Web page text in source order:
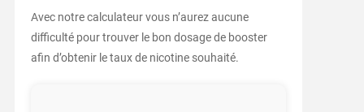
Avec notre calculateur vous n’aurez aucune
difficulté pour trouver le bon dosage de booster
afin d’obtenir le taux de nicotine souhaité.